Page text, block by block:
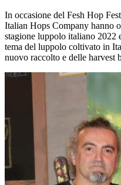
all’anno.